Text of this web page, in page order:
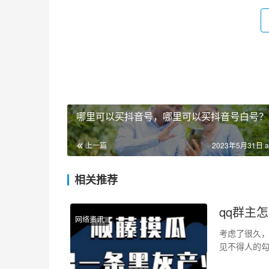
哪里可以买抖音号，哪里可以买抖音号白号？
上一篇 2023年5月31日
相关推荐
网络资讯 qq群主
考虑了很久
见不得人的